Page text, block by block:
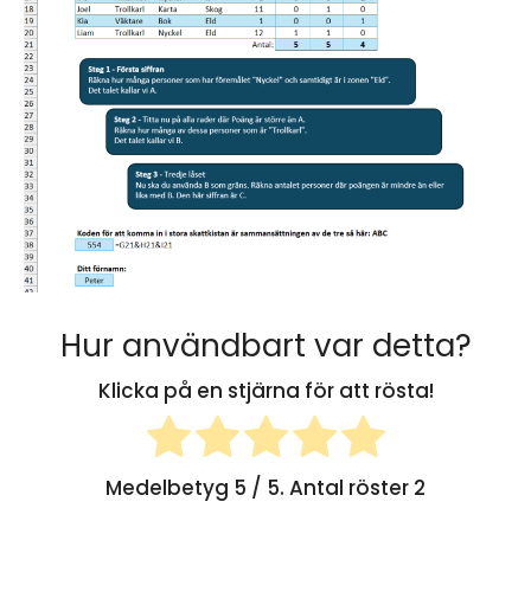
Hur användbart var detta?
Klicka på en stjärna för att rösta!
Medelbetyg 5 / 5. Antal röster 2